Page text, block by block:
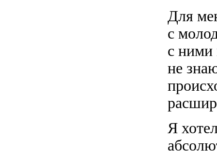
Для
с
с ними
не
Я